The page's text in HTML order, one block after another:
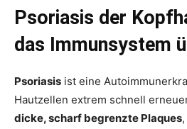
Psoriasis der
das Immunsystem
Psoriasis ist eine
Hautzellen extrem schnell
dicke, scharf begrenzte Plaques